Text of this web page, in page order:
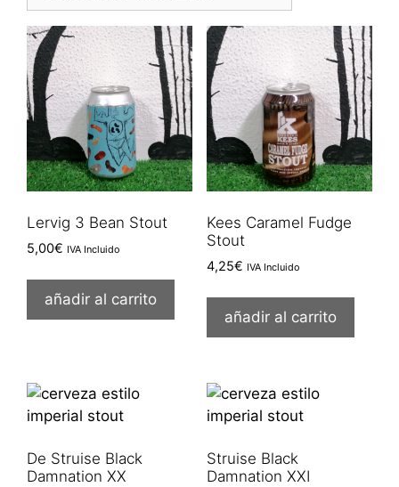
últimos
Lervig 3 Bean Stout
5,00€ IVA Incluido
añadir al carrito
Kees Caramel Fudge
Stout
4,25€ IVA Incluido
añadir al carrito
De Struise Black
Damnation XX
Struise Black
Damnation XXI